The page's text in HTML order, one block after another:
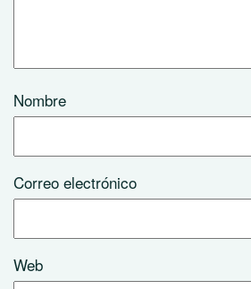
Nombre
Correo electrónico
Web